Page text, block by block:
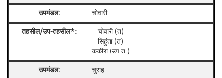
चोवारी
चोवारी (त)
सिहुंता (त)
ककीरा (उप त )
चुराह